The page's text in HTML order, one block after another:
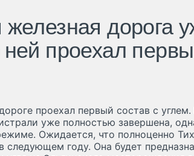
железная дорога
проехал
проехал первый состав с
уже полностью завершена,
Ожидается, что полноценно
следующем году. Она будет